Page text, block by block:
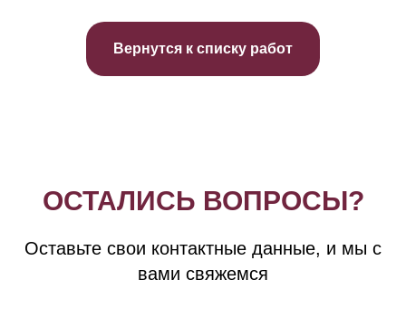
Вернутся к списку работ
ОСТАЛИСЬ ВОПРОСЫ?
Оставьте свои контактные данные, и мы с
вами свяжемся